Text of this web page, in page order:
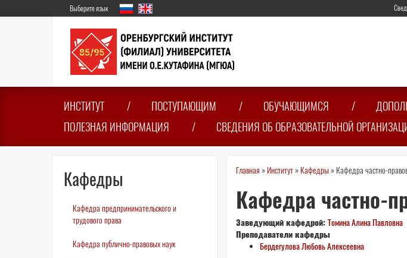
к
Выберите язык
ИНСТИТУТ ПОСТУПАЮЩИМ ОБУЧАЮЩИМСЯ
ПОЛЕЗНАЯ ИНФОРМАЦИЯ
СВЕДЕНИЯ ОБ ОБРАЗОВАТЕЛЬНОЙ
Кафедры
Кафедра предпринимательского и
трудового права
Кафедра публично-правовых наук
Вы
здесь
Главная » Институт» Кафедры» Кафедра частно-
Кафедра частно-
Заведующий кафедрой: Томина Алина Павловна
Преподаватели кафедры
Бердегулова Любовь Алексеевна